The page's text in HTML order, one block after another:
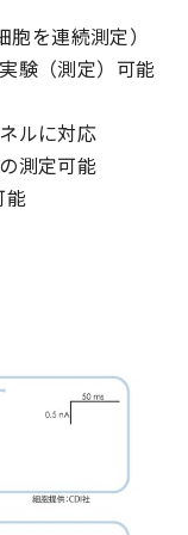
を連続測定）
験（測定）可能
ルに対応
測定可能
能